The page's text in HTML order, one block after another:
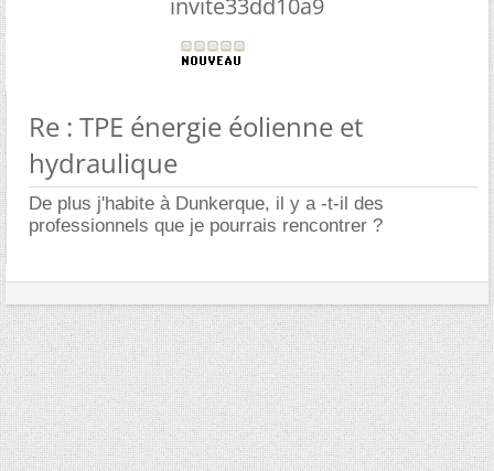
invite33dd10a9
Re : TPE énergie éolienne et
hydraulique
De plus j'habite à Dunkerque, il y a -t-il des
professionnels que je pourrais rencontrer ?